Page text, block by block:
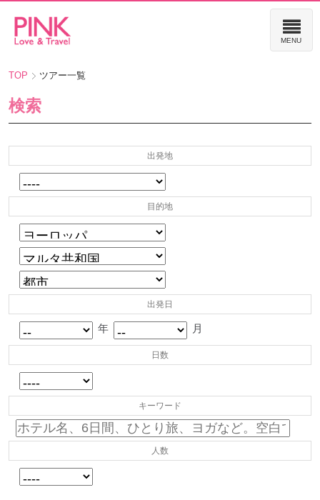
TOP ツアー一覧
検索
出発地
目的地
出発日
年 月
日数
キーワード
人数